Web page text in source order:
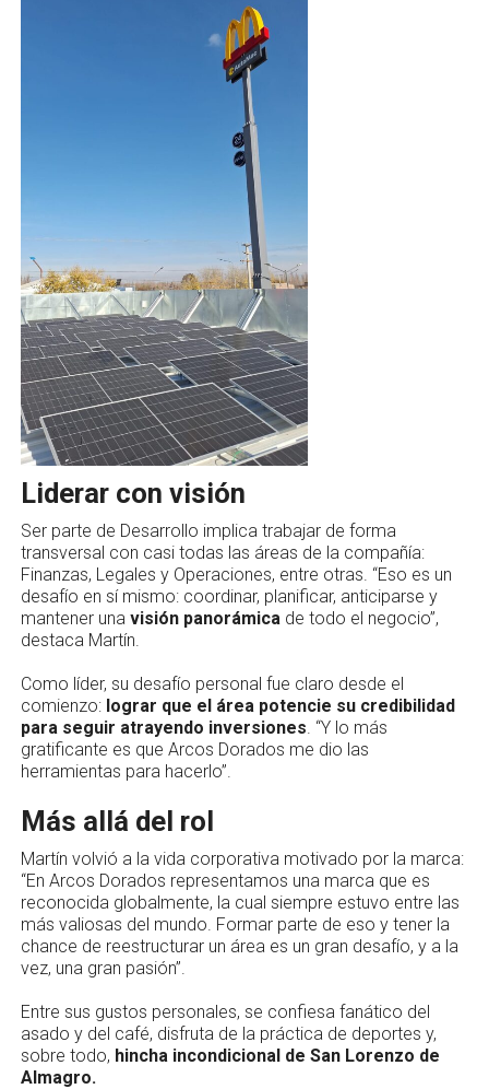
Liderar con visión
Ser parte de Desarrollo implica trabajar de forma
transversal con casi todas las áreas de la compañía:
Finanzas, Legales y Operaciones, entre otras. “Eso es un
desafío en sí mismo: coordinar, planificar, anticiparse y
mantener una visión panorámica de todo el negocio”,
destaca Martín.
Como líder, su desafío personal fue claro desde el
comienzo: lograr que el área potencie su credibilidad
para seguir atrayendo inversiones . “Y lo más
gratificante es que Arcos Dorados me dio las
herramientas para hacerlo”.
Más allá del rol
Martín volvió a la vida corporativa motivado por la marca:
“En Arcos Dorados representamos una marca que es
reconocida globalmente, la cual siempre estuvo entre las
más valiosas del mundo. Formar parte de eso y tener la
chance de reestructurar un área es un gran desafío, y a la
vez, una gran pasión”.
Entre sus gustos personales, se confiesa fanático del
asado y del café, disfruta de la práctica de deportes y,
sobre todo, hincha incondicional de San Lorenzo de
Almagro.